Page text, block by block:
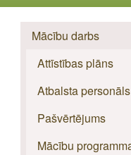
Mācību darbs
Attīstības plāns
Atbalsta personāls
Pašvērtējums
Mācību